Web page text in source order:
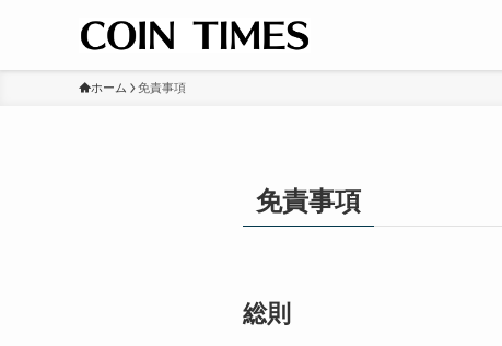
ホーム 免責事項
免責事項
総則